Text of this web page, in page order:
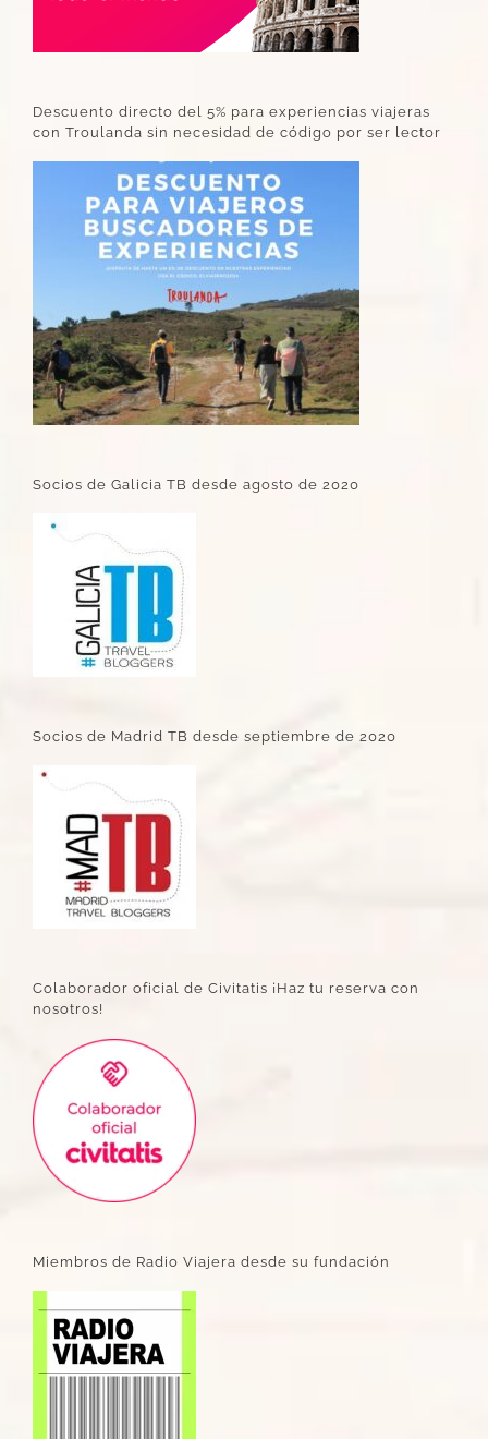
Descuento directo del 5% para experiencias viajeras
con Troulanda sin necesidad de código por ser lector
Socios de Galicia TB desde agosto de 2020
Socios de Madrid TB desde septiembre de 2020
Colaborador oficial de Civitatis ¡Haz tu reserva con
nosotros!
Miembros de Radio Viajera desde su fundación